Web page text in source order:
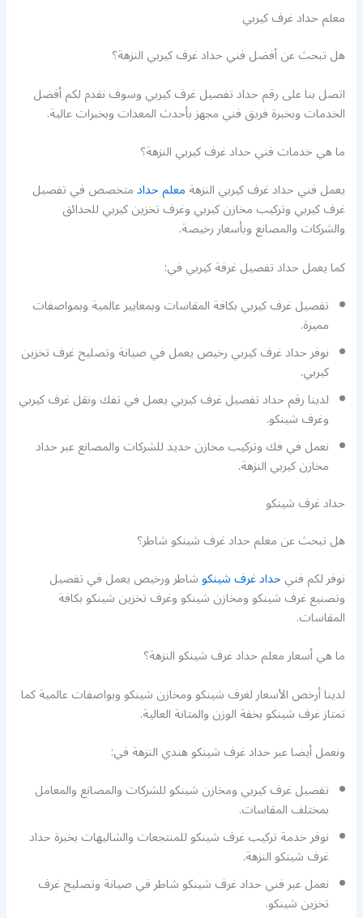
معلم حداد غرف كيربي
هل تبحث عن أفضل فني حداد غرف كيربي النزهة؟
اتصل بنا على رقم حداد تفصيل غرف كيربي وسوف نقدم لكم أفضل
الخدمات وبخبرة فريق فني مجهز بأحدث المعدات وبخبرات عالية.
ما هي خدمات فني حداد غرف كيربي النزهة؟
يعمل فني حداد غرف كيربي النزهةمعلم حدادمتخصص في تفصيل
غرف كيربي وتركيب مخازن كيربي وغرف تخزين كيربي للحدائق
والشركات والمصانع وبأسعار رخيصة.
كما يعمل حداد تفصيل غرفة كيربي في:
تفصيل غرف كيربي بكافة المقاسات وبمعايير عالمية وبمواصفات
مميزة.
نوفر حداد غرف كيربي رخيص يعمل في صيانة وتصليح غرف تخزين
كيربي.
لدينا رقم حداد تفصيل غرف كيربي يعمل في تفك ونقل غرف كيربي
وغرف شينكو.
نعمل في فك وتركيب مخازن حديد للشركات والمصانع عبر حداد
مخازن كيربي النزهة.
حداد غرف شينكو
هل تبحث عن معلم حداد غرف شينكو شاطر؟
نوفر لكم فنيحداد غرف شينكوشاطر ورخيص يعمل في تفصيل
وتصنيع غرف شينكو ومخازن شينكو وغرف تخزين شينكو بكافة
المقاسات.
ما هي أسعار معلم حداد غرف شينكو النزهة؟
لدينا أرخص الأسعار لغرف شينكو ومخازن شينكو وبواصفات عالمية كما
تمتاز غرف شينكو بخفة الوزن والمتانة العالية.
ونعمل أيضا عبر حداد غرف شينكو هندي النزهة في:
تفصيل غرف كيربي ومخازن شينكو للشركات والمصانع والمعامل
بمختلف المقاسات.
نوفر خدمة تركيب غرف شينكو للمنتجعات والشاليهات بخبرة حداد
غرف شينكو النزهة.
نعمل عبر فني حداد غرف شينكو شاطر في صيانة وتصليح غرف
تخزين شينكو.